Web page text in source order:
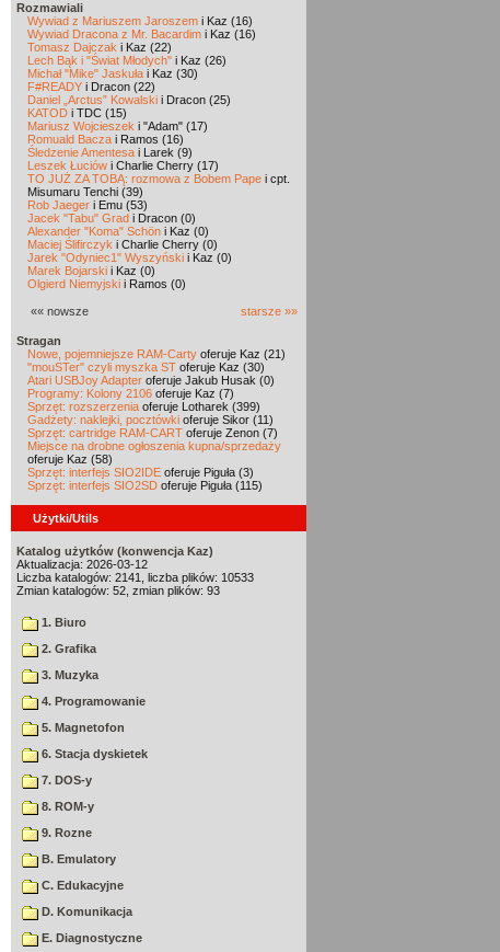
Rozmawiali
Wywiad z Mariuszem Jaroszem i Kaz (16)
Wywiad Dracona z Mr. Bacardim i Kaz (16)
Tomasz Dajczak i Kaz (22)
Lech Bąk i "Świat Młodych" i Kaz (26)
Michał "Mike" Jaskuła i Kaz (30)
F#READY i Dracon (22)
Daniel „Arctus” Kowalski i Dracon (25)
KATOD i TDC (15)
Mariusz Wojcieszek i "Adam" (17)
Romuald Bacza i Ramos (16)
Śledzenie Amentesa i Larek (9)
Leszek Łuciów i Charlie Cherry (17)
TO JUŻ ZA TOBĄ: rozmowa z Bobem Pape i cpt.
Misumaru Tenchi (39)
Rob Jaeger i Emu (53)
Jacek "Tabu" Grad i Dracon (0)
Alexander "Koma" Schön i Kaz (0)
Maciej Ślifirczyk i Charlie Cherry (0)
Jarek "Odyniec1" Wyszyński i Kaz (0)
Marek Bojarski i Kaz (0)
Olgierd Niemyjski i Ramos (0)
«« nowsze starsze »»
Stragan
Nowe, pojemniejsze RAM-Carty oferuje Kaz (21)
"mouSTer" czyli myszka ST oferuje Kaz (30)
Atari USBJoy Adapter oferuje Jakub Husak (0)
Programy: Kolony 2106 oferuje Kaz (7)
Sprzęt: rozszerzenia oferuje Lotharek (399)
Gadżety: naklejki, pocztówki oferuje Sikor (11)
Sprzęt: cartridge RAM-CART oferuje Zenon (7)
Miejsce na drobne ogłoszenia kupna/sprzedaży
oferuje Kaz (58)
Sprzęt: interfejs SIO2IDE oferuje Piguła (3)
Sprzęt: interfejs SIO2SD oferuje Piguła (115)
Użytki/Utils
Katalog użytków (konwencja Kaz)
Aktualizacja: 2026-03-12
Liczba katalogów: 2141, liczba plików: 10533
Zmian katalogów: 52, zmian plików: 93
1. Biuro
2. Grafika
3. Muzyka
4. Programowanie
5. Magnetofon
6. Stacja dyskietek
7. DOS-y
8. ROM-y
9. Rozne
B. Emulatory
C. Edukacyjne
D. Komunikacja
E. Diagnostyczne